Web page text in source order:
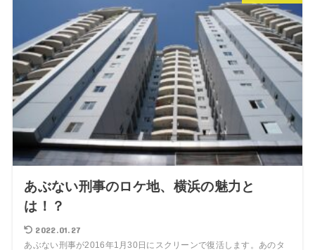
あぶない刑事のロケ地、横浜の魅力と
は！？
2022.01.27
あぶない刑事が2016年1月30日にスクリーンで復活します。あのタ